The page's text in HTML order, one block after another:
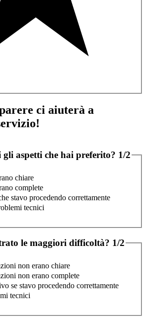
ci aiuterà a
gli aspetti che hai preferito? 1/2
chiare
complete
stavo procedendo correttamente
tecnici
le maggiori difficoltà? 1/2
non erano chiare
non erano complete
se stavo procedendo correttamente
tecnici